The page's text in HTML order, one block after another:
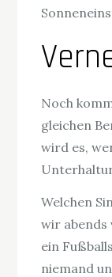
Noch
gleichen
wird es,
Welchen
wir abends
ein
niemand